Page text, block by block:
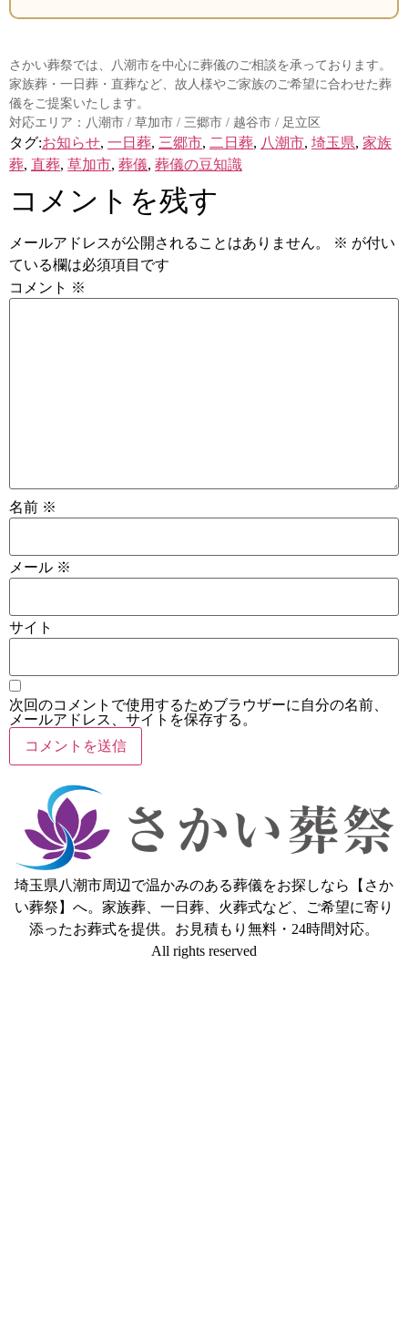
さかい葬祭では、八潮市を中心に葬儀のご相談を承っております。
家族葬・一日葬・直葬など、故人様やご家族のご希望に合わせた葬
儀をご提案いたします。
対応エリア：八潮市 / 草加市 / 三郷市 / 越谷市 / 足立区
タグ:お知らせ, 一日葬, 三郷市, 二日葬, 八潮市, 埼玉県, 家族
葬, 直葬, 草加市, 葬儀, 葬儀の豆知識
コメントを残す
メールアドレスが公開されることはありません。 ※ が付い
ている欄は必須項目です
コメント ※
名前 ※
メール ※
サイト
次回のコメントで使用するためブラウザーに自分の名前、
メールアドレス、サイトを保存する。
埼玉県八潮市周辺で温かみのある葬儀をお探しなら【さか
い葬祭】へ。家族葬、一日葬、火葬式など、ご希望に寄り
添ったお葬式を提供。お見積もり無料・24時間対応。
All rights reserved